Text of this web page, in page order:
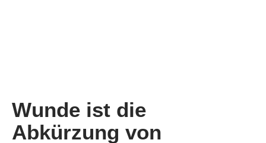
Wunde ist die
Abkürzung von